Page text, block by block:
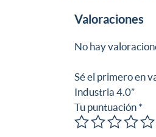
Valoraciones
No hay
Sé el primero en
Industria 4.0”
Tu puntuación *